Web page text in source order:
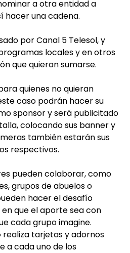
a otra entidad a
hacer una cadena.
por Canal 5 Telesol, y
locales y en otros
que quieran sumarse.
quienes no quieran
caso podrán hacer su
sponsor y será publicitado
colocando sus banner y
también estarán sus
respectivos.
pueden colaborar, como
grupos de abuelos o
hacer el desafío
que el aporte sea con
cada grupo imagine.
tarjetas y adornos
a cada uno de los